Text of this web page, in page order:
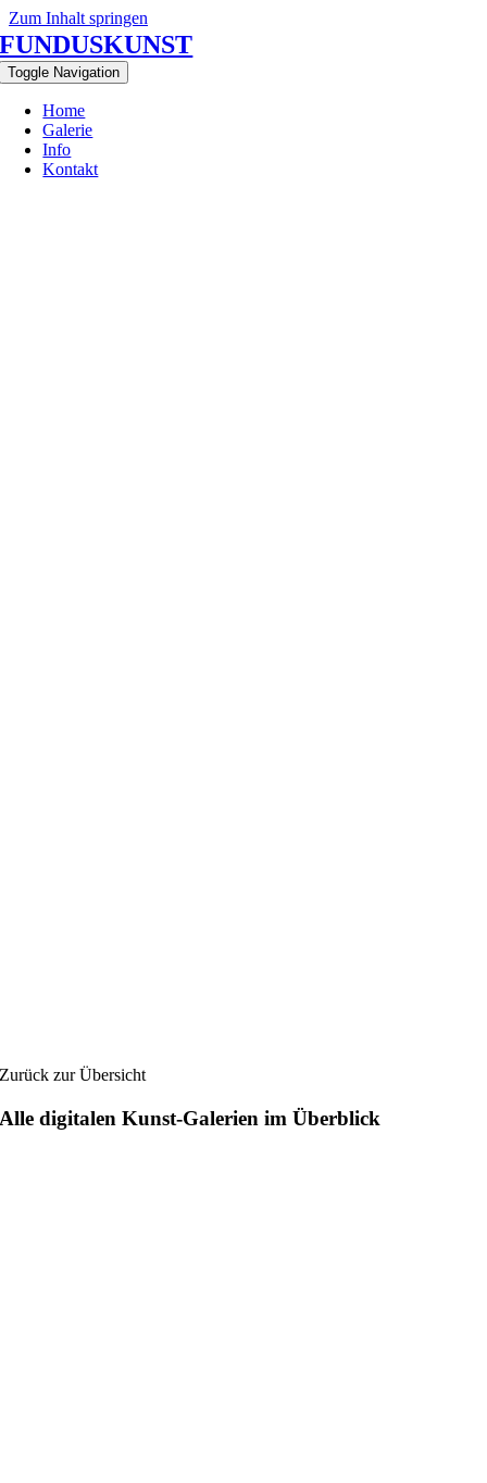
Zum Inhalt springen
FUNDUSKUNST
Toggle Navigation
Home
Galerie
Info
Kontakt
Zurück zur Übersicht
Alle digitalen Kunst-Galerien im Überblick